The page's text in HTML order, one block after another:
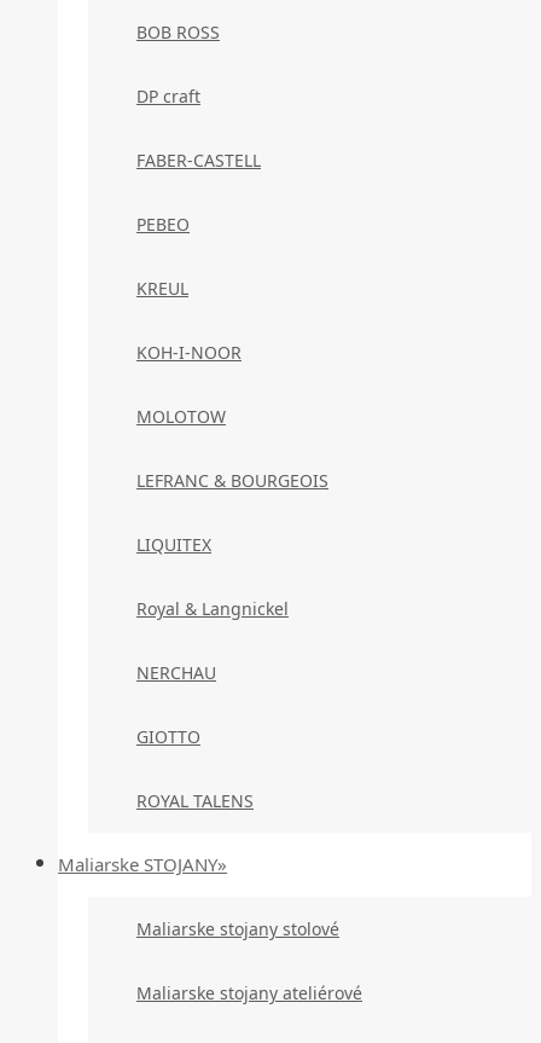
BOB ROSS
DP craft
FABER-CASTELL
PEBEO
KREUL
KOH-I-NOOR
MOLOTOW
LEFRANC & BOURGEOIS
LIQUITEX
Royal & Langnickel
NERCHAU
GIOTTO
ROYAL TALENS
Maliarske STOJANY»
Maliarske stojany stolové
Maliarske stojany ateliérové